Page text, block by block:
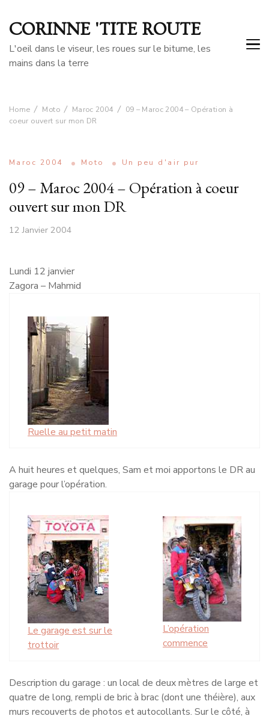
CORINNE 'TITE ROUTE
L'oeil dans le viseur, les roues sur le bitume, les
mains dans la terre
Home Moto Maroc 2004
09 – Maroc 2004 – Opération à
coeur ouvert sur mon DR
Maroc 2004 Moto Un peu d'air pur
09 – Maroc 2004 – Opération à coeur
ouvert sur mon DR
12 Janvier 2004
Lundi 12 janvier
Zagora – Mahmid
Ruelle au petit matin
A huit heures et quelques, Sam et moi apportons le DR au
garage pour l’opération.
Le garage est sur le
trottoir
L’opération
commence
Description du garage : un local de deux mètres de large et
quatre de long, rempli de bric à brac (dont une théière), aux
murs recouverts de photos et autocollants. Sur le côté, à